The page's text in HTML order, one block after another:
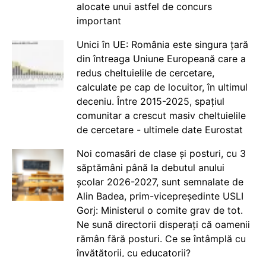
alocate unui astfel de concurs
important
Unici în UE: România este singura țară
din întreaga Uniune Europeană care a
redus cheltuielile de cercetare,
calculate pe cap de locuitor, în ultimul
deceniu. Între 2015-2025, spațiul
comunitar a crescut masiv cheltuielile
de cercetare - ultimele date Eurostat
Noi comasări de clase și posturi, cu 3
săptămâni până la debutul anului
școlar 2026-2027, sunt semnalate de
Alin Badea, prim-vicepreședinte USLI
Gorj: Ministerul o comite grav de tot.
Ne sună directorii disperați că oamenii
rămân fără posturi. Ce se întâmplă cu
învățătorii, cu educatorii?